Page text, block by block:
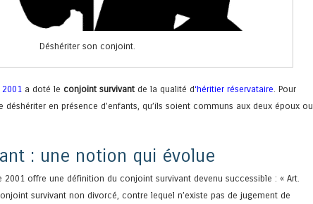
Déshériter son conjoint.
a doté le conjoint survivantde la qualité d‘héritier réservataire. Pour
en présence d’enfants, qu’ils soient communs aux deux époux ou
: une notion qui évolue
offre une définition du conjoint survivant devenu successible : « Art.
survivant non divorcé, contre lequel n’existe pas de jugement de